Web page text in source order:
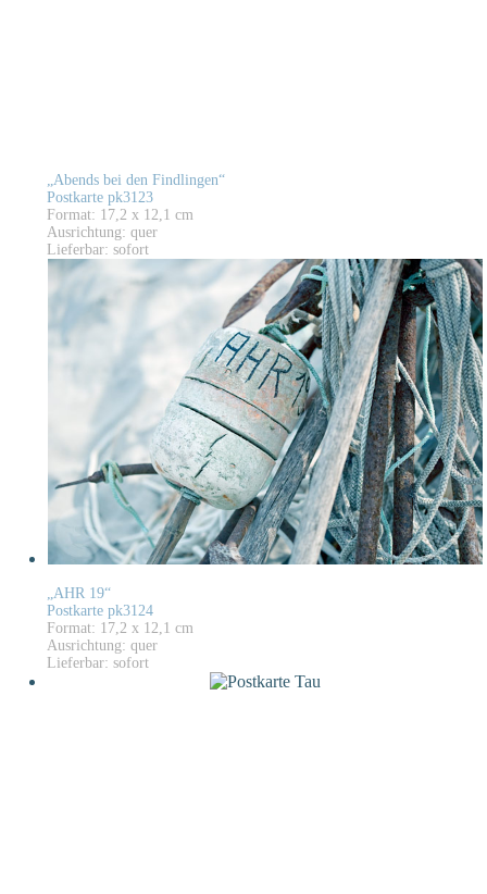
„Abends bei den Findlingen“
Postkarte pk3123
Format: 17,2 x 12,1 cm
Ausrichtung: quer
Lieferbar: sofort
„AHR 19“
Postkarte pk3124
Format: 17,2 x 12,1 cm
Ausrichtung: quer
Lieferbar: sofort